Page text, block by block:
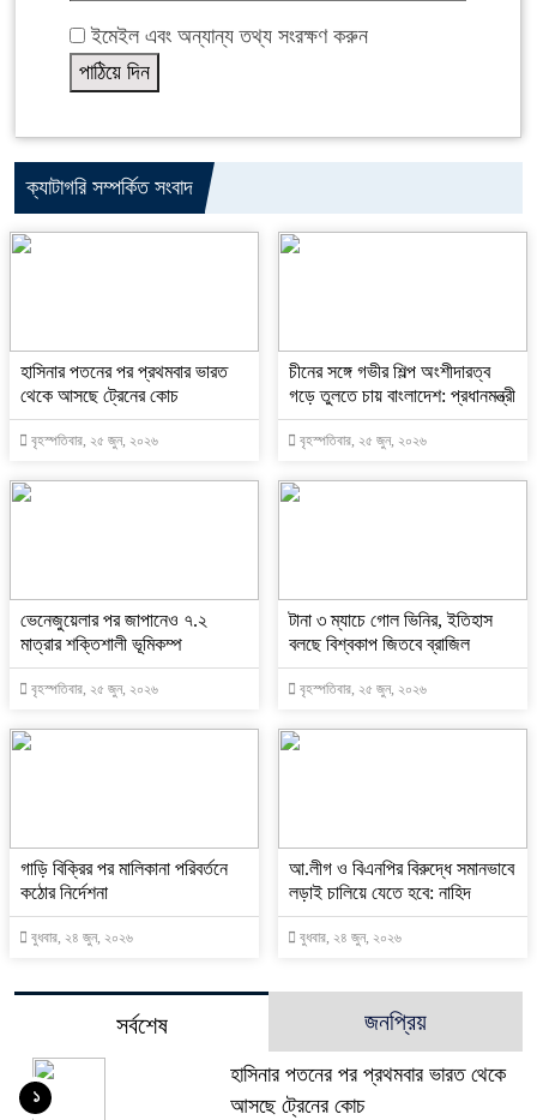
ইমেইল এবং অন্যান্য তথ্য সংরক্ষণ করুন
ক্যাটাগরি সম্পর্কিত সংবাদ
হাসিনার পতনের পর প্রথমবার ভারত
থেকে আসছে ট্রেনের কোচ
বৃহস্পতিবার, ২৫ জুন, ২০২৬
চীনের সঙ্গে গভীর শিল্প অংশীদারত্ব
গড়ে তুলতে চায় বাংলাদেশ: প্রধানমন্ত্রী
বৃহস্পতিবার, ২৫ জুন, ২০২৬
ভেনেজুয়েলার পর জাপানেও ৭.২
মাত্রার শক্তিশালী ভূমিকম্প
বৃহস্পতিবার, ২৫ জুন, ২০২৬
টানা ৩ ম্যাচে গোল ভিনির, ইতিহাস
বলছে বিশ্বকাপ জিতবে ব্রাজিল
বৃহস্পতিবার, ২৫ জুন, ২০২৬
গাড়ি বিক্রির পর মালিকানা পরিবর্তনে
কঠোর নির্দেশনা
বুধবার, ২৪ জুন, ২০২৬
আ.লীগ ও বিএনপির বিরুদ্ধে সমানভাবে
লড়াই চালিয়ে যেতে হবে: নাহিদ
বুধবার, ২৪ জুন, ২০২৬
সর্বশেষ জনপ্রিয়
হাসিনার পতনের পর প্রথমবার ভারত থেকে
আসছে ট্রেনের কোচ
১